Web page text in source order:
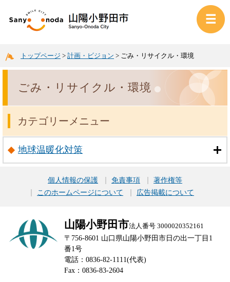
トップページ > 計画・ビジョン > ごみ・リサイクル・環境
ごみ・リサイクル・環境
カテゴリーメニュー
地球温暖化対策
個人情報の保護 免責事項
著作権等
このホームページについて
広告掲載について
山陽小野田市法人番号 3000020352161
〒756-8601 山口県山陽小野田市日の出一丁目1
番1号
電話：0836-82-1111(代表)
Fax：0836-83-2604